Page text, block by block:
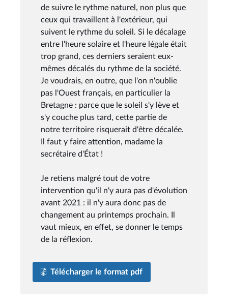
de suivre le rythme naturel, non plus que
ceux qui travaillent à l'extérieur, qui
suivent le rythme du soleil. Si le décalage
entre l'heure solaire et l'heure légale était
trop grand, ces derniers seraient eux-
mêmes décalés du rythme de la société.
Je voudrais, en outre, que l'on n'oublie
pas l'Ouest français, en particulier la
Bretagne : parce que le soleil s'y lève et
s'y couche plus tard, cette partie de
notre territoire risquerait d'être décalée.
Il faut y faire attention, madame la
secrétaire d'État !
Je retiens malgré tout de votre
intervention qu'il n'y aura pas d'évolution
avant 2021 : il n'y aura donc pas de
changement au printemps prochain. Il
vaut mieux, en effet, se donner le temps
de la réflexion.
Télécharger le format pdf